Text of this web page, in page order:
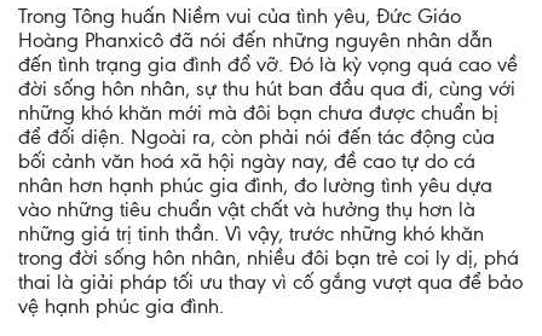
Trong Tông huấn Niềm vui của tình yêu, Đức Giáo
Hoàng Phanxicô đã nói đến những nguyên nhân dẫn
đến tình trạng gia đình đổ vỡ. Đó là kỳ vọng quá cao về
đời sống hôn nhân, sự thu hút ban đầu qua đi, cùng với
những khó khăn mới mà đôi bạn chưa được chuẩn bị
để đối diện. Ngoài ra, còn phải nói đến tác động của
bối cảnh văn hoá xã hội ngày nay, đề cao tự do cá
nhân hơn hạnh phúc gia đình, đo lường tình yêu dựa
vào những tiêu chuẩn vật chất và hưởng thụ hơn là
những giá trị tinh thần. Vì vậy, trước những khó khăn
trong đời sống hôn nhân, nhiều đôi bạn trẻ coi ly dị, phá
thai là giải pháp tối ưu thay vì cố gắng vượt qua để bảo
vệ hạnh phúc gia đình.